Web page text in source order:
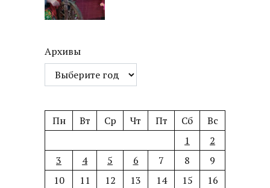
Архивы
Пн Вт Ср Чт Пт Сб
Вс
1
2
3
4 5 6 7 8
9
10
11 12 13 14 15
16